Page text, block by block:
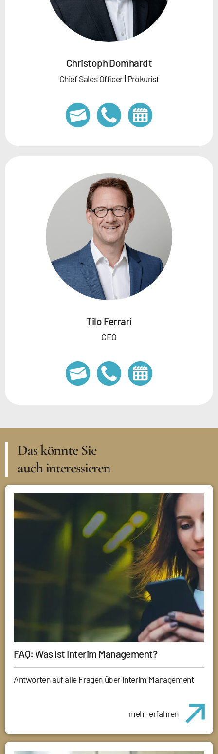
Christoph Domhardt
Chief Sales Officer | Prokurist
Tilo Ferrari
CEO
Das könnte Sie
auch interessieren
FAQ: Was ist Interim Management?
Antworten auf alle Fragen über Interim Management
mehr erfahren